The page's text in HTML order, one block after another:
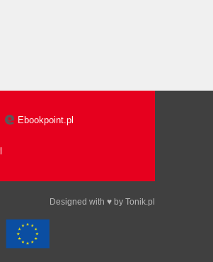
Ebookpoint.pl
Designed with ♥ by Tonik.pl